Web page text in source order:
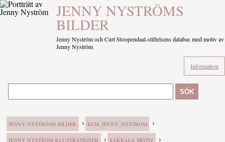
JENNY NYSTRÖMS
BILDER
Jenny Nyström och Curt Stoopendaal-stiftelsens databas med motiv av
Jenny Nyström
Information
SÖK
JENNY NYSTRÖMS BILDER › KLM_JENNY_NYSTROM ›
JENNY NYSTRÖM ILLUSTRATIONER › SAKRALA MOTIV ›